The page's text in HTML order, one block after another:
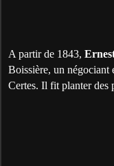
A partir de 1843,
Boissière, un négociant
Certes. Il fit planter des